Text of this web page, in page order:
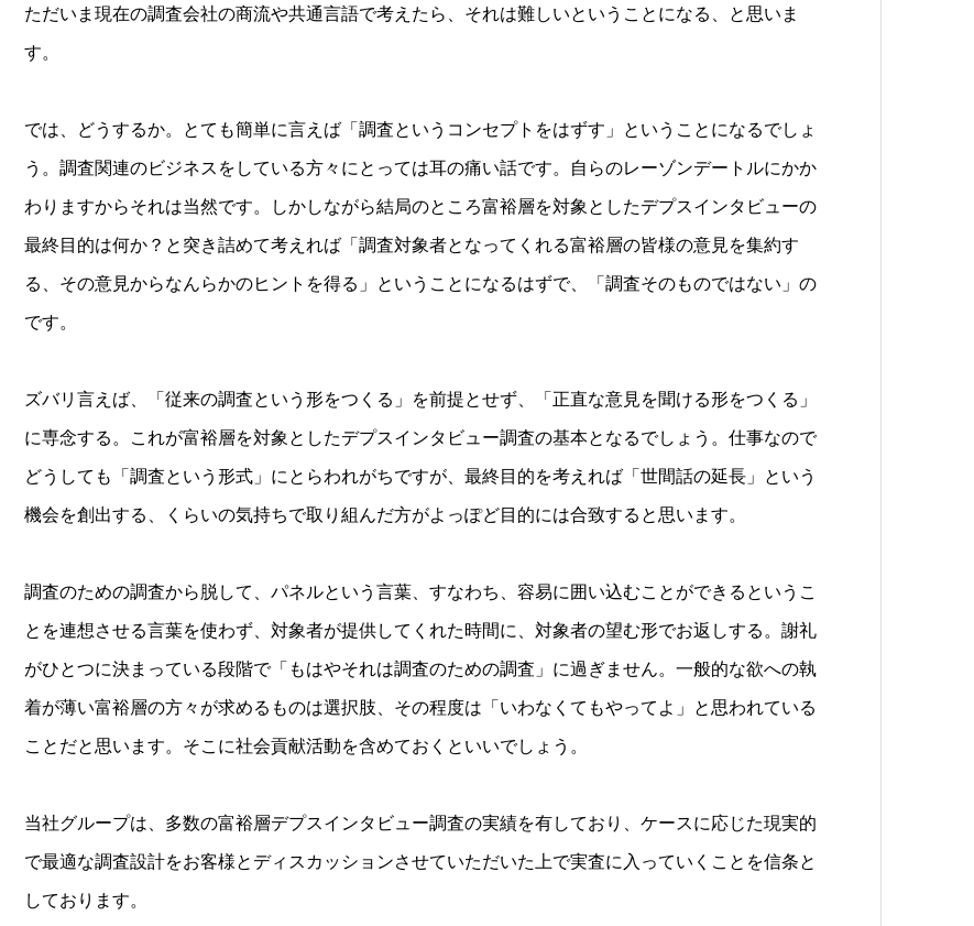
ただいま現在の調査会社の商流や共通言語で考えたら、それは難しいということになる、と思いま
す。
では、どうするか。とても簡単に言えば「調査というコンセプトをはずす」ということになるでしょ
う。調査関連のビジネスをしている方々にとっては耳の痛い話です。自らのレーゾンデートルにかか
わりますからそれは当然です。しかしながら結局のところ富裕層を対象としたデプスインタビューの
最終目的は何か？と突き詰めて考えれば「調査対象者となってくれる富裕層の皆様の意見を集約す
る、その意見からなんらかのヒントを得る」ということになるはずで、「調査そのものではない」の
です。
ズバリ言えば、「従来の調査という形をつくる」を前提とせず、「正直な意見を聞ける形をつくる」
に専念する。これが富裕層を対象としたデプスインタビュー調査の基本となるでしょう。仕事なので
どうしても「調査という形式」にとらわれがちですが、最終目的を考えれば「世間話の延長」という
機会を創出する、くらいの気持ちで取り組んだ方がよっぽど目的には合致すると思います。
調査のための調査から脱して、パネルという言葉、すなわち、容易に囲い込むことができるというこ
とを連想させる言葉を使わず、対象者が提供してくれた時間に、対象者の望む形でお返しする。謝礼
がひとつに決まっている段階で「もはやそれは調査のための調査」に過ぎません。一般的な欲への執
着が薄い富裕層の方々が求めるものは選択肢、その程度は「いわなくてもやってよ」と思われている
ことだと思います。そこに社会貢献活動を含めておくといいでしょう。
当社グループは、多数の富裕層デプスインタビュー調査の実績を有しており、ケースに応じた現実的
で最適な調査設計をお客様とディスカッションさせていただいた上で実査に入っていくことを信条と
しております。